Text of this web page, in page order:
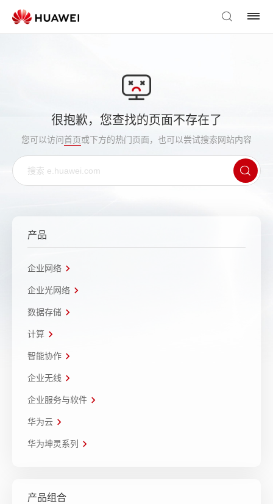
很抱歉，您查找的页面不存在了
您可以访问首页或下方的热门页面，也可以尝试搜索网站内容
产品
企业网络
企业光网络
数据存储
计算
智能协作
企业无线
企业服务与软件
华为云
华为坤灵系列
产品组合